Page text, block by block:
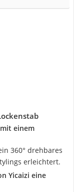
einem
360° drehbares
erleichtert.
Yicaizi eine